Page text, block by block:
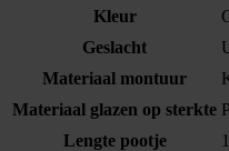
Kleur
Geslacht
Materiaal montuur
Materiaal glazen op sterkte
Lengte pootje